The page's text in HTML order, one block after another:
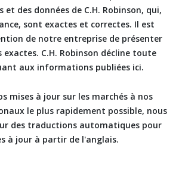
et des données de C.H. Robinson, qui,
sont exactes et correctes. Il est
de notre entreprise de présenter
C.H. Robinson décline toute
aux informations publiées ici.
mises à jour sur les marchés à nos
le plus rapidement possible, nous
des traductions automatiques pour
à jour à partir de l'anglais.